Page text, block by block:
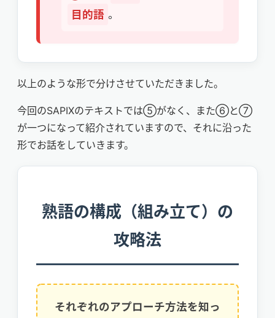
目的語 。
以上のような形で分けさせていただきました。
今回のSAPIXのテキストでは⑤がなく、また⑥と⑦
が一つになって紹介されていますので、それに沿った
形でお話をしていきます。
熟語の構成（組み立て）の
攻略法
それぞれのアプローチ方法を知っ